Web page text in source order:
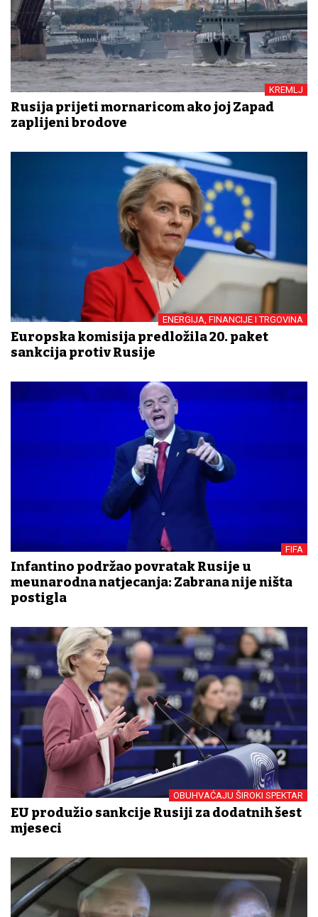
KREMLJ
Rusija prijeti mornaricom ako joj Zapad
zaplijeni brodove
ENERGIJA, FINANCIJE I TRGOVINA
Europska komisija predložila 20. paket
sankcija protiv Rusije
FIFA
Infantino podržao povratak Rusije u
međunarodna natjecanja: Zabrana nije ništa
postigla
OBUHVAĆAJU ŠIROKI SPEKTAR
EU produžio sankcije Rusiji za dodatnih šest
mjeseci